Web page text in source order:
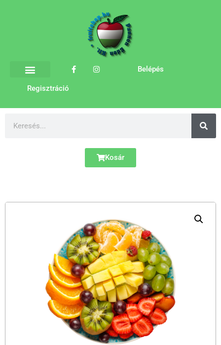
Belépés
Regisztráció
Kosár